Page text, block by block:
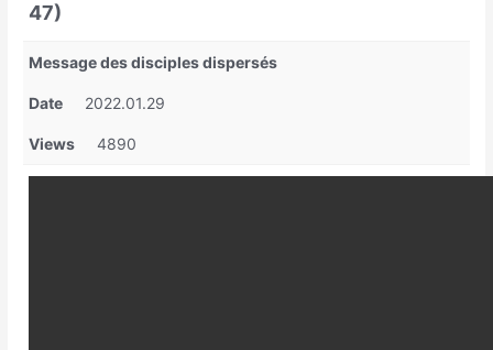
47)
Message des disciples dispersés
Date 2022.01.29
Views 4890